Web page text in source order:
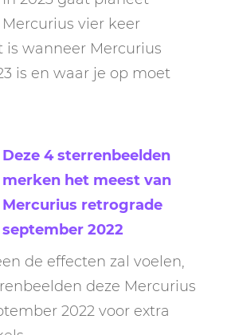
Mercurius vier keer
is wanneer Mercurius
is en waar je op moet
Deze 4 sterrenbeelden
merken het meest van
Mercurius retrograde
september 2022
de effecten zal voelen,
deze Mercurius
2022 voor extra